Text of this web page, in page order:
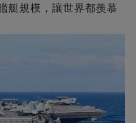
艇規模，讓世界都羨慕